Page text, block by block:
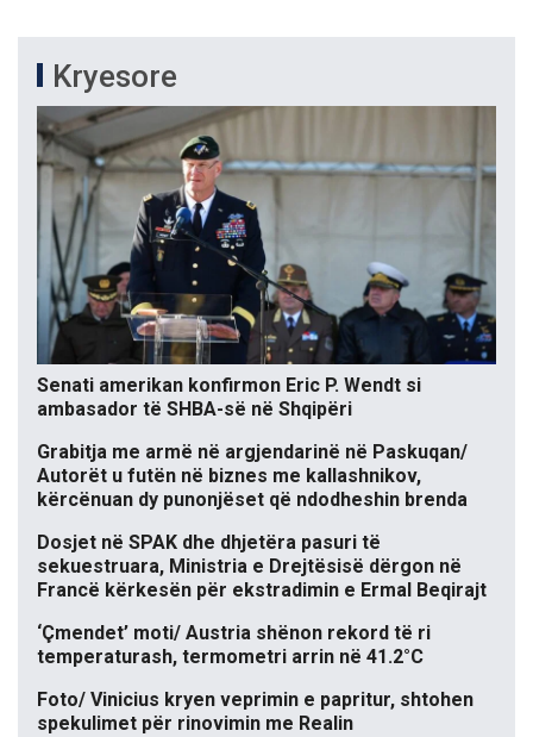
Kryesore
Senati amerikan konfirmon Eric P. Wendt si
ambasador të SHBA-së në Shqipëri
Grabitja me armë në argjendarinë në Paskuqan/
Autorët u futën në biznes me kallashnikov,
kërcënuan dy punonjëset që ndodheshin brenda
Dosjet në SPAK dhe dhjetëra pasuri të
sekuestruara, Ministria e Drejtësisë dërgon në
Francë kërkesën për ekstradimin e Ermal Beqirajt
‘Çmendet’ moti/ Austria shënon rekord të ri
temperaturash, termometri arrin në 41.2°C
Foto/ Vinicius kryen veprimin e papritur, shtohen
spekulimet për rinovimin me Realin